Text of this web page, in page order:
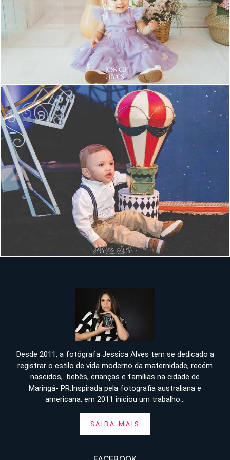
1023
1546
Desde 2011, a fotógrafa Jessica Alves tem se dedicado a
registrar o estilo de vida moderno da maternidade, recém
nascidos, bebês, crianças e famílias na cidade de
Maringá- PR.Inspirada pela fotografia australiana e
americana, em 2011 iniciou um trabalho...
SAIBA MAIS